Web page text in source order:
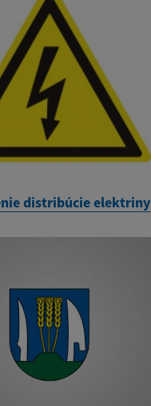
distribúcie elektriny